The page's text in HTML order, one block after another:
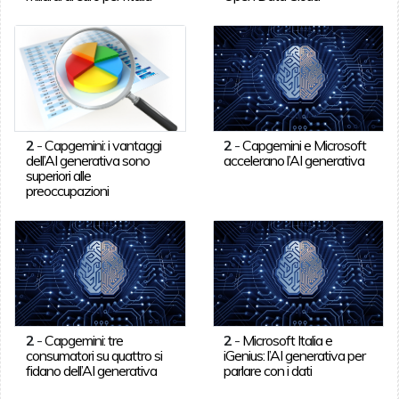
2-Capgemini: i vantaggi
dell’AI generativa sono
superiori alle
preoccupazioni
2 -Capgemini e Microsoft
accelerano l’AI generativa
2-Capgemini: tre
consumatori su quattro si
fidano dell’AI generativa
2 - Microsoft Italia e
iGenius: l’AI generativa per
parlare con i dati